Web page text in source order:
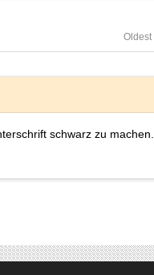
Oldest
schwarz zu machen.